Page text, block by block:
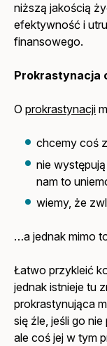
niższą jakością
efektywność i
finansowego.
Prokrastynacja
Oprokrastynacji
chcemy coś
nie
nam to
wiemy, że
…a jednak mimo
Łatwo przykleić
jednak istnieje tu
prokrastynująca
się źle, jeśli go
ale coś jej w tym